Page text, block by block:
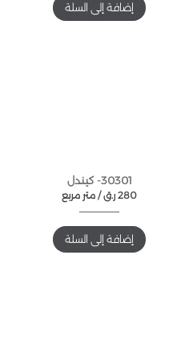
إضافة إلى السلة
30301- كيندل
متر مربع / 280 ر.ق
إضافة إلى السلة